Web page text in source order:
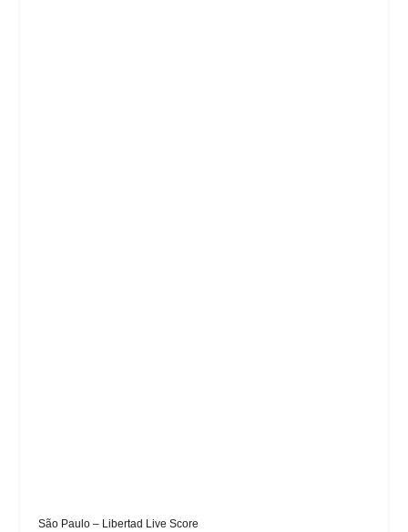
São Paulo – Libertad Live Score